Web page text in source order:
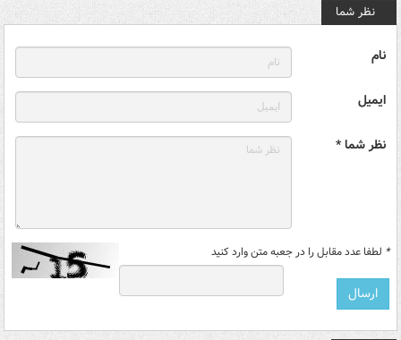
نظر شما
نام
ایمیل
نظر شما *
* لطفا عدد مقابل را در جعبه متن وارد کنید